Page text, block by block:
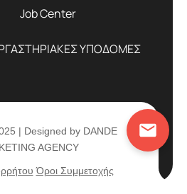
Job Center
ΥΠΟΔΟΜΕΣ
| Designed by DANDE
AGENCY
Όροι Συμμετοχής